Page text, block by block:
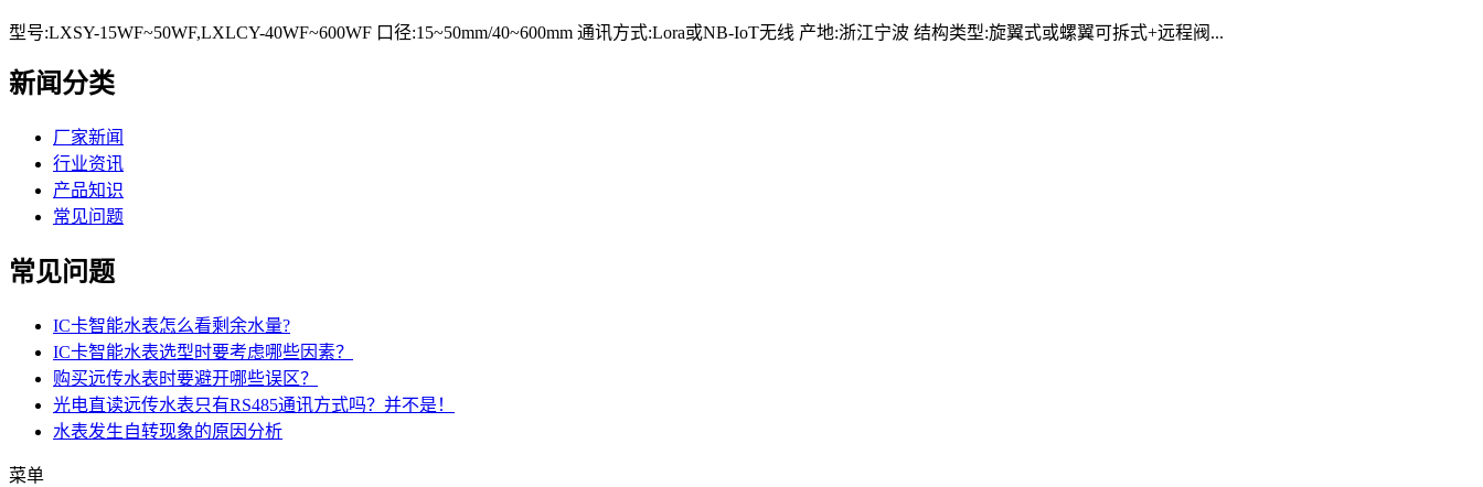
型号:LXSY-15WF~50WF,LXLCY-40WF~600WF 口径:15~50mm/40~600mm 通讯方式:Lora或NB-IoT无线 产地:浙江宁波 结构类型:旋翼式或螺翼可拆式+远程阀...
新闻分类
厂家新闻
行业资讯
产品知识
常见问题
常见问题
IC卡智能水表怎么看剩余水量?
IC卡智能水表选型时要考虑哪些因素？
购买远传水表时要避开哪些误区？
光电直读远传水表只有RS485通讯方式吗？并不是！
水表发生自转现象的原因分析
菜单